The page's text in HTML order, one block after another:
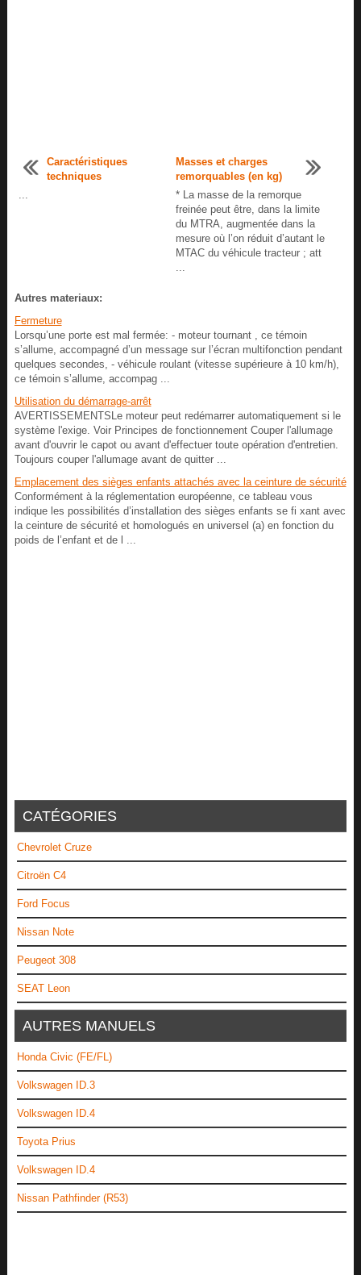
Caractéristiques
techniques
...
Masses et charges
remorquables (en kg)
* La masse de la remorque
freinée peut être, dans la limite
du MTRA, augmentée dans la
mesure où l’on réduit d’autant le
MTAC du véhicule tracteur ; att
...
Autres materiaux:
Fermeture
Lorsqu’une porte est mal fermée: - moteur tournant , ce témoin
s’allume, accompagné d’un message sur l’écran multifonction pendant
quelques secondes, - véhicule roulant (vitesse supérieure à 10 km/h),
ce témoin s’allume, accompag ...
Utilisation du démarrage-arrêt
AVERTISSEMENTSLe moteur peut redémarrer automatiquement si le
système l'exige. Voir Principes de fonctionnement Couper l'allumage
avant d'ouvrir le capot ou avant d'effectuer toute opération d'entretien.
Toujours couper l'allumage avant de quitter ...
Emplacement des sièges enfants attachés avec la ceinture de sécurité
Conformément à la réglementation européenne, ce tableau vous
indique les possibilités d’installation des sièges enfants se fi xant avec
la ceinture de sécurité et homologués en universel (a) en fonction du
poids de l’enfant et de l ...
CATÉGORIES
Chevrolet Cruze
Citroën C4
Ford Focus
Nissan Note
Peugeot 308
SEAT Leon
AUTRES MANUELS
Honda Civic (FE/FL)
Volkswagen ID.3
Volkswagen ID.4
Toyota Prius
Volkswagen ID.4
Nissan Pathfinder (R53)